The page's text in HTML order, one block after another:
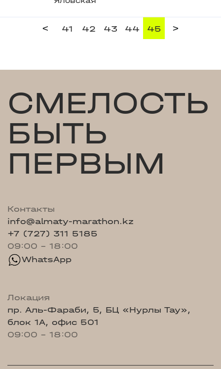
< 41 42 43 44 45 >
СМЕЛОСТЬ
БЫТЬ
ПЕРВЫМ
Контакты
info@almaty-marathon.kz
+7 (727) 311 5185
09:00 - 18:00
WhatsApp
Локация
пр. Аль-Фараби, 5, БЦ «Нурлы Тау»,
блок 1А, офис 501
09:00 - 18:00